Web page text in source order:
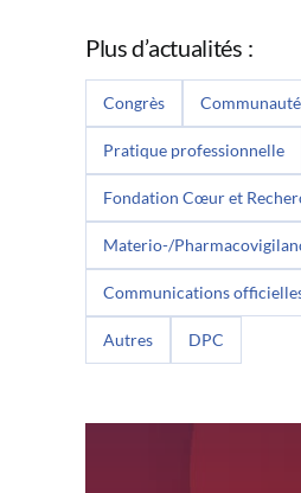
Plus d’actualités :
Congrès
Pratique professionnelle
Fondation Cœur et
Materio-/
Communications
Autres DPC